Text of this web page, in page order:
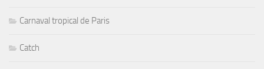
Carnaval tropical de Paris
Catch